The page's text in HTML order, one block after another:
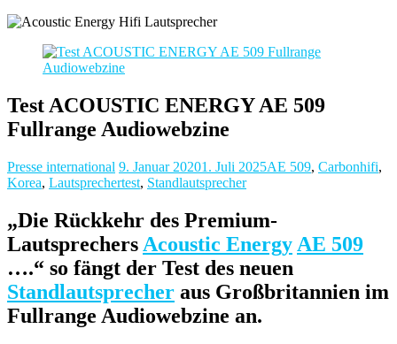
Test ACOUSTIC ENERGY AE 509
Fullrange Audiowebzine
Presse international 9. Januar 20201. Juli 2025AE 509, Carbonhifi,
Korea, Lautsprechertest, Standlautsprecher
„Die Rückkehr des Premium-
Lautsprechers Acoustic Energy AE 509
….“ so fängt der Test des neuen
Standlautsprecher aus Großbritannien im
Fullrange Audiowebzine an.